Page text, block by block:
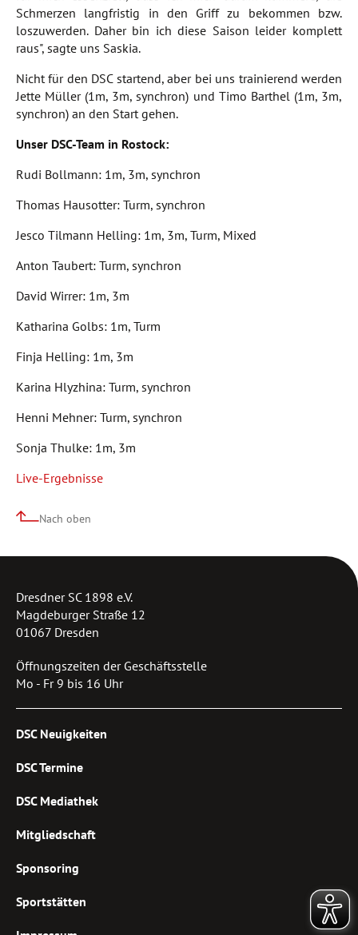
Schmerzen langfristig in den Griff zu bekommen bzw.
loszuwerden. Daher bin ich diese Saison leider komplett
raus", sagte uns Saskia.
Nicht für den DSC startend, aber bei uns trainierend werden
Jette Müller (1m, 3m, synchron) und Timo Barthel (1m, 3m,
synchron) an den Start gehen.
Unser DSC-Team in Rostock:
Rudi Bollmann: 1m, 3m, synchron
Thomas Hausotter: Turm, synchron
Jesco Tilmann Helling: 1m, 3m, Turm, Mixed
Anton Taubert: Turm, synchron
David Wirrer: 1m, 3m
Katharina Golbs: 1m, Turm
Finja Helling: 1m, 3m
Karina Hlyzhina: Turm, synchron
Henni Mehner: Turm, synchron
Sonja Thulke: 1m, 3m
Live-Ergebnisse
Nach oben
Dresdner SC 1898 e.V.
Magdeburger Straße 12
01067 Dresden
Öffnungszeiten der Geschäftsstelle
Mo - Fr 9 bis 16 Uhr
DSC Neuigkeiten
DSC Termine
DSC Mediathek
Mitgliedschaft
Sponsoring
Sportstätten